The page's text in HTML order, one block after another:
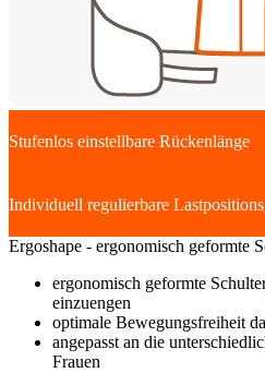
Stufenlos einstellbare Rückenlänge
Individuell regulierbare
Ergoshape - ergonomisch geformte
ergonomisch geformte
einzuengen
optimale Bewegungsfreiheit
angepasst an die
Frauen